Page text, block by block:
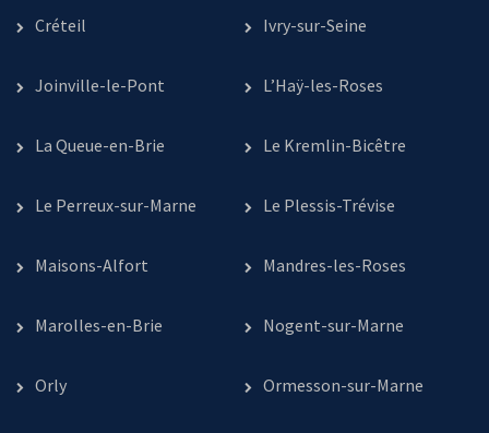
Créteil Ivry-sur-Seine
Joinville-le-Pont L’Haÿ-les-Roses
La Queue-en-Brie Le Kremlin-Bicêtre
Le Perreux-sur-Marne Le Plessis-Trévise
Maisons-Alfort Mandres-les-Roses
Marolles-en-Brie Nogent-sur-Marne
Orly Ormesson-sur-Marne